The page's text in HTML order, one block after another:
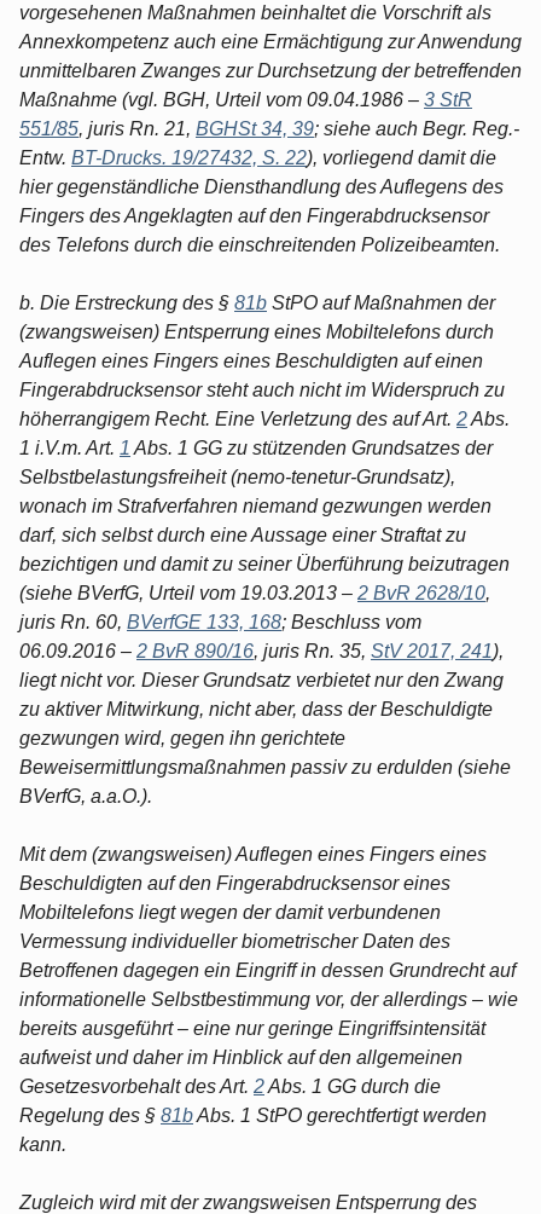
vorgesehenen Maßnahmen beinhaltet die Vorschrift als
Annexkompetenz auch eine Ermächtigung zur Anwendung
unmittelbaren Zwanges zur Durchsetzung der betreffenden
Maßnahme (vgl. BGH, Urteil vom 09.04.1986 – 3 StR
551/85, juris Rn. 21, BGHSt 34, 39; siehe auch Begr. Reg.-
Entw. BT-Drucks. 19/27432, S. 22), vorliegend damit die
hier gegenständliche Diensthandlung des Auflegens des
Fingers des Angeklagten auf den Fingerabdrucksensor
des Telefons durch die einschreitenden Polizeibeamten.
b. Die Erstreckung des § 81b StPO auf Maßnahmen der
(zwangsweisen) Entsperrung eines Mobiltelefons durch
Auflegen eines Fingers eines Beschuldigten auf einen
Fingerabdrucksensor steht auch nicht im Widerspruch zu
höherrangigem Recht. Eine Verletzung des auf Art. 2Abs.
1 i.V.m. Art. 1 Abs. 1 GG zu stützenden Grundsatzes der
Selbstbelastungsfreiheit (nemo-tenetur-Grundsatz),
wonach im Strafverfahren niemand gezwungen werden
darf, sich selbst durch eine Aussage einer Straftat zu
bezichtigen und damit zu seiner Überführung beizutragen
(siehe BVerfG, Urteil vom 19.03.2013 – 2 BvR 2628/10,
juris Rn. 60, BVerfGE 133, 168; Beschluss vom
06.09.2016 – 2 BvR 890/16, juris Rn. 35, StV 2017, 241),
liegt nicht vor. Dieser Grundsatz verbietet nur den Zwang
zu aktiver Mitwirkung, nicht aber, dass der Beschuldigte
gezwungen wird, gegen ihn gerichtete
Beweisermittlungsmaßnahmen passiv zu erdulden (siehe
BVerfG, a.a.O.).
Mit dem (zwangsweisen) Auflegen eines Fingers eines
Beschuldigten auf den Fingerabdrucksensor eines
Mobiltelefons liegt wegen der damit verbundenen
Vermessung individueller biometrischer Daten des
Betroffenen dagegen ein Eingriff in dessen Grundrecht auf
informationelle Selbstbestimmung vor, der allerdings – wie
bereits ausgeführt – eine nur geringe Eingriffsintensität
aufweist und daher im Hinblick auf den allgemeinen
Gesetzesvorbehalt des Art. 2Abs. 1 GG durch die
Regelung des § 81bAbs. 1 StPO gerechtfertigt werden
kann.
Zugleich wird mit der zwangsweisen Entsperrung des